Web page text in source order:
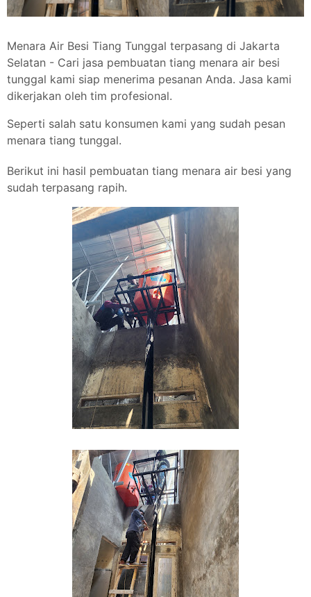
Menara Air Besi Tiang Tunggal terpasang di Jakarta
Selatan - Cari jasa pembuatan tiang menara air besi
tunggal kami siap menerima pesanan Anda. Jasa kami
dikerjakan oleh tim profesional.
Seperti salah satu konsumen kami yang sudah pesan
menara tiang tunggal.
Berikut ini hasil pembuatan tiang menara air besi yang
sudah terpasang rapih.